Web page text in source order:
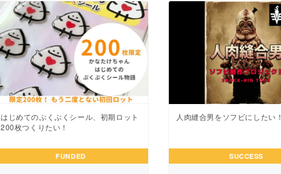
CAMPFIREふるさと納税
コミュニティ
はじめてのぷくぷくシール、初期ロット
200枚つくりたい！
FUNDED
人肉縫合男をソフビにしたい！
SUCCESS